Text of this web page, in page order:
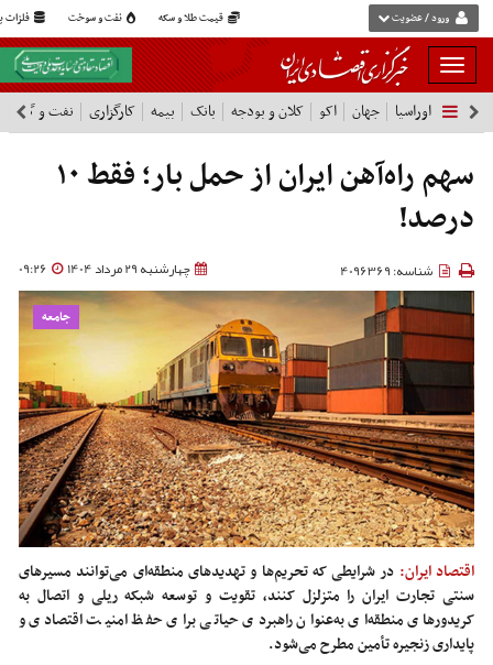
قیمت طلا و سکه نفت و سوخت فلزات ورود / عضویت
بار
و
بسته
نمودن
فهرست
اوراسیا جهان اکو کلان و بودجه بانک بیمه کارگزاری نفت و گاز
سهم راه‌آهن ایران از حمل بار؛ فقط ۱۰
درصد!
چهارشنبه 29 مرداد 1404 09:26 شناسه: 4096369
جامعه
اقتصاد ایران: در شرایطی که تحریم‌ها و تهدیدهای منطقه‌ای می‌توانند مسیرهای
سنتی تجارت ایران را متزلزل کنند، تقویت و توسعه شبکه ریلی و اتصال به
کریدورهای منطقه‌ای به‌عنوان راهبردی حیاتی برای حفظ امنیت اقتصادی و
پایداری زنجیره تأمین مطرح می‌شود.